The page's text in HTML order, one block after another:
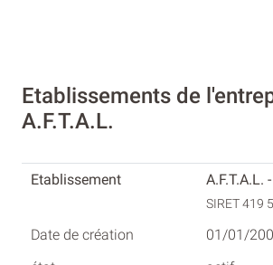
Etablissements de
A.F.T.A.L.
A.F.T.A.L.
SIRET 419
01/01/